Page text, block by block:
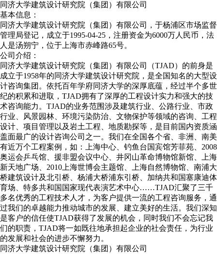
同济大学建筑设计研究院（集团）有限公司
基本信息：
同济大学建筑设计研究院（集团）有限公司，于杨浦区市场监督
管理局登记，成立于1995-04-25，注册资金为6000万人民币，法
人是汤朔宁，位于上海市赤峰路65号。
公司介绍：
同济大学建筑设计研究院（集团）有限公司（TJAD）的前身是
成立于1958年的同济大学建筑设计研究院，是全国知名的大型设
计咨询集团。依托百年学府同济大学的深厚底蕴，经过半个多世
纪的积累和进取，TJAD拥有了深厚的工程设计实力和强大的技
术咨询能力。TJAD的业务范围涉及建筑行业、公路行业、市政
行业、风景园林、环境污染防治、文物保护等领域的咨询、工程
设计、项目管理以及岩土工程、地质勘探等，是目前国内资质涵
盖面最广的设计咨询公司之一。我们在全国各个省、非洲、南美
有近万个工程案例，如：上海中心、钓鱼台国宾馆芳菲苑、2008
奥运会乒乓馆、援非盟会议中心、井冈山革命博物馆新馆、上海
新天地广场、2010上海世博会主题馆、上海自然博物馆、南浦大
桥建筑设计及北引桥、杨浦大桥浦东引桥、加纳共和国塞康迪体
育场、特多共和国国家现代表演艺术中心……TJAD汇聚了三千
多名优秀的工程技术人才，为客户提供一流的工程咨询服务，通
过我们的卓越能力推动城市的发展、建立美好的生活。我们深知
是客户的信任使TJAD获得了发展的机会，同时我们不会忘记我
们的职责，TJAD将一如既往地承担起企业的社会责任，为行业
的发展和社会的进步不懈努力。
同济大学建筑设计研究院（集团）有限公司